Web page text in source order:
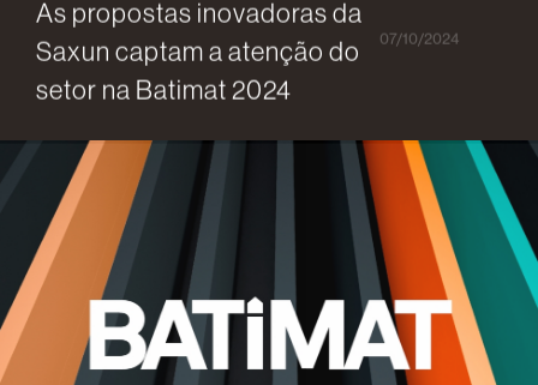
As propostas inovadoras da
Saxun captam a atenção do
setor na Batimat 2024
07/10/2024